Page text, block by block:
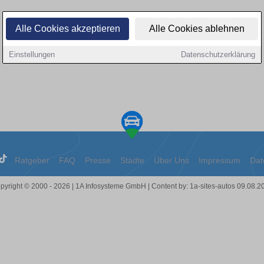
Alle Cookies akzeptieren Alle Cookies ablehnen
Einstellungen Datenschutzerklärung
Ratgeber FAQ Presse Städte Über Uns Impressum
© 2000 - 2026 | 1A Infosysteme GmbH | Content by: 1a-sites-autos